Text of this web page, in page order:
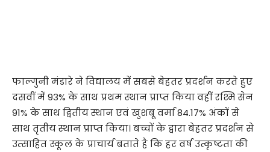
फाल्गुनी मंडारे ने विद्यालय में सबसे बेहतर प्रदर्शन करते हुए
दसवीं में 93% के साथ प्रथम स्थान प्राप्त किया वहीं रश्मि सेन
91% के साथ द्वितीय स्थान एवं खुशबू वर्मा 84.17% अंकों से
साथ तृतीय स्थान प्राप्त किया। बच्चों के द्वारा बेहतर प्रदर्शन से
उत्साहित स्कूल के प्राचार्य बताते है कि हर वर्ष उत्कृष्टता की